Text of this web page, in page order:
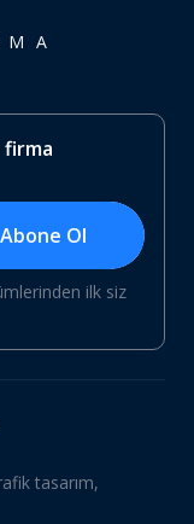
firma
Abone Ol
ilk siz
tasarım,